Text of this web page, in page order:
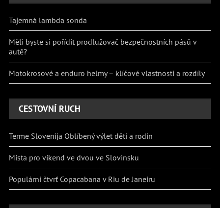
Tajemná lambda sonda
Měli byste si pořídit prodlužovač bezpečnostních pásů v
autě?
Motokrosové a enduro helmy – klíčové vlastnosti a rozdíly
CESTOVNÍ RUCH
Terme Slovenija Oblíbený výlet dětí a rodin
Místa pro víkend ve dvou ve Slovinsku
Populární čtvrť Copacabana v Riu de Janeiru